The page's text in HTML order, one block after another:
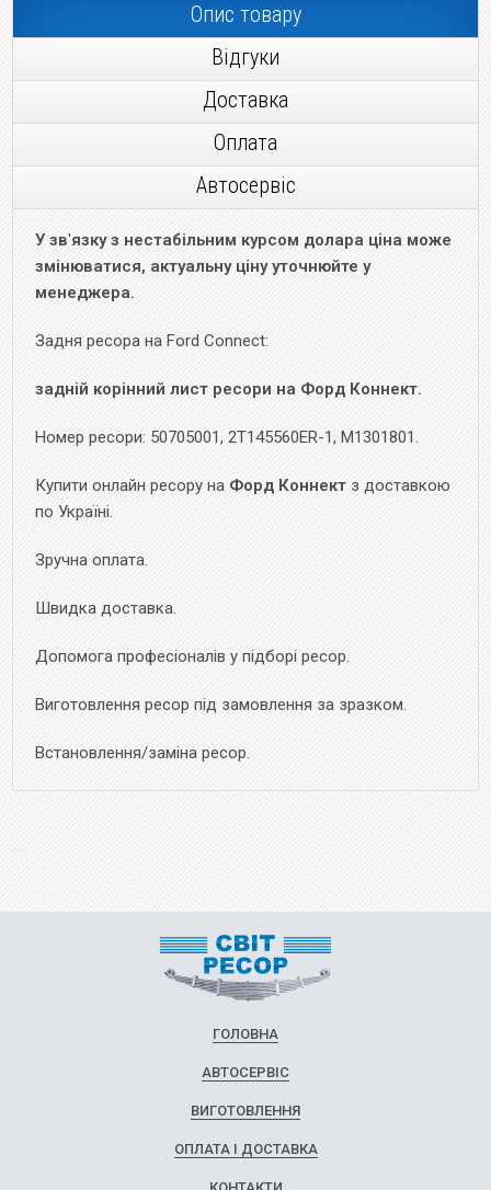
Опис товару
Відгуки
Доставка
Оплата
Автосервіс
У зв'язку з нестабільним курсом долара ціна може
змінюватися, актуальну ціну уточнюйте у
менеджера.
Задня ресора на Ford Connect:
задній корінний лист ресори на Форд Коннект.
Номер ресори: 50705001, 2T145560ER-1, M1301801.
Купити онлайн ресору на Форд Коннект з доставкою
по Україні.
Зручна оплата.
Швидка доставка.
Допомога професіоналів у підборі ресор.
Виготовлення ресор під замовлення за зразком.
Встановлення/заміна ресор.
ГОЛОВНА
АВТОСЕРВІС
ВИГОТОВЛЕННЯ
ОПЛАТА І ДОСТАВКА